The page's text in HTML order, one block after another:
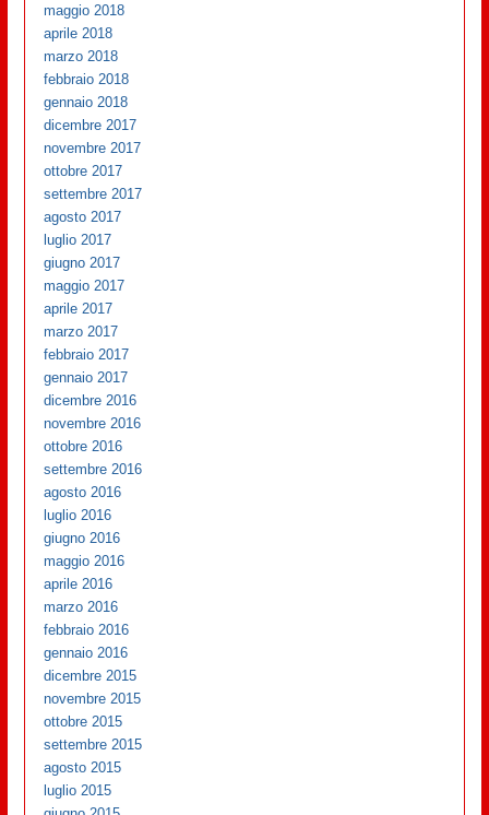
maggio 2018
aprile 2018
marzo 2018
febbraio 2018
gennaio 2018
dicembre 2017
novembre 2017
ottobre 2017
settembre 2017
agosto 2017
luglio 2017
giugno 2017
maggio 2017
aprile 2017
marzo 2017
febbraio 2017
gennaio 2017
dicembre 2016
novembre 2016
ottobre 2016
settembre 2016
agosto 2016
luglio 2016
giugno 2016
maggio 2016
aprile 2016
marzo 2016
febbraio 2016
gennaio 2016
dicembre 2015
novembre 2015
ottobre 2015
settembre 2015
agosto 2015
luglio 2015